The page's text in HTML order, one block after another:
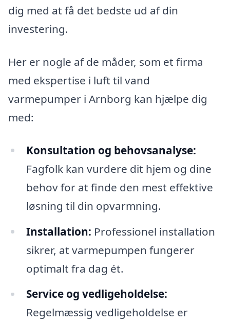
dig med at få det bedste ud af din
investering.
Her er nogle af de måder, som et firma
med ekspertise i luft til vand
varmepumper i Arnborg kan hjælpe dig
med:
Konsultation og behovsanalyse:
Fagfolk kan vurdere dit hjem og dine
behov for at finde den mest effektive
løsning til din opvarmning.
Installation: Professionel installation
sikrer, at varmepumpen fungerer
optimalt fra dag ét.
Service og vedligeholdelse:
Regelmæssig vedligeholdelse er